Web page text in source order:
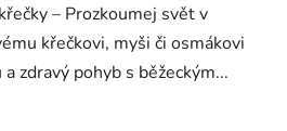
– Prozkoumej svět v
křečkovi, myši či osmákovi
a zdravý pohyb s běžeckým...